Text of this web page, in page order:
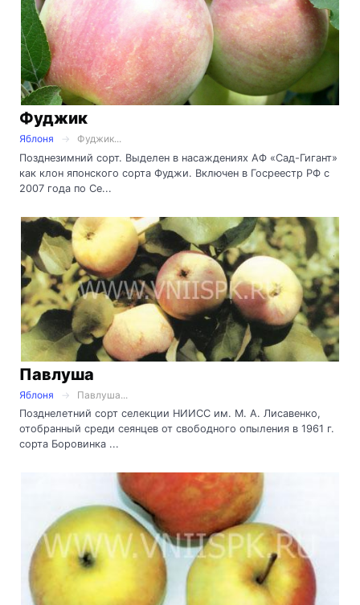
Фуджик
Яблоня
Фуджик...
Позднезимний сорт. Выделен в насаждениях АФ «Сад-Гигант»
как клон японского сорта Фуджи. Включен в Госреестр РФ с
2007 года по Се...
Павлуша
Яблоня
Павлуша...
Позднелетний сорт селекции НИИСС им. М. А. Лисавенко,
отобранный среди сеянцев от свобод­ного опыления в 1961 г.
сорта Боровинка ...